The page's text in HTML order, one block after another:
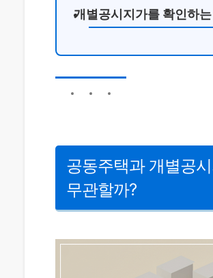
개별공시지가를 확인하는
공동주택과 개별공
무관할까?